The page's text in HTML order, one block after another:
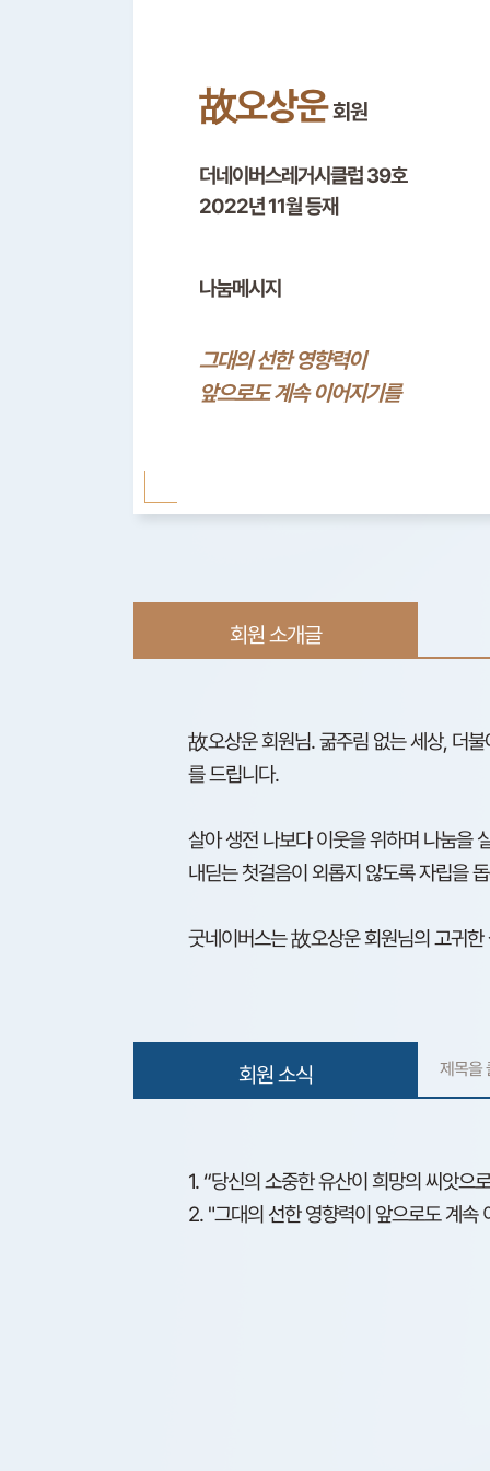
故오상운 회원
더네이버스레거시클럽 39호
2022년 11월 등재
나눔메시지
그대의 선한 영향력이
앞으로도 계속 이어지기를
회원 소개글
故오상운 회원님. 굶주림 없는 세상, 더
를 드립니다.
살아 생전 나보다 이웃을 위하며 나눔을
내딛는 첫걸음이 외롭지 않도록 자립을
굿네이버스는 故오상운 회원님의 고귀
회원 소식
1. “당신의 소중한 유산이 희망의 씨앗으
2. "그대의 선한 영향력이 앞으로도 계속